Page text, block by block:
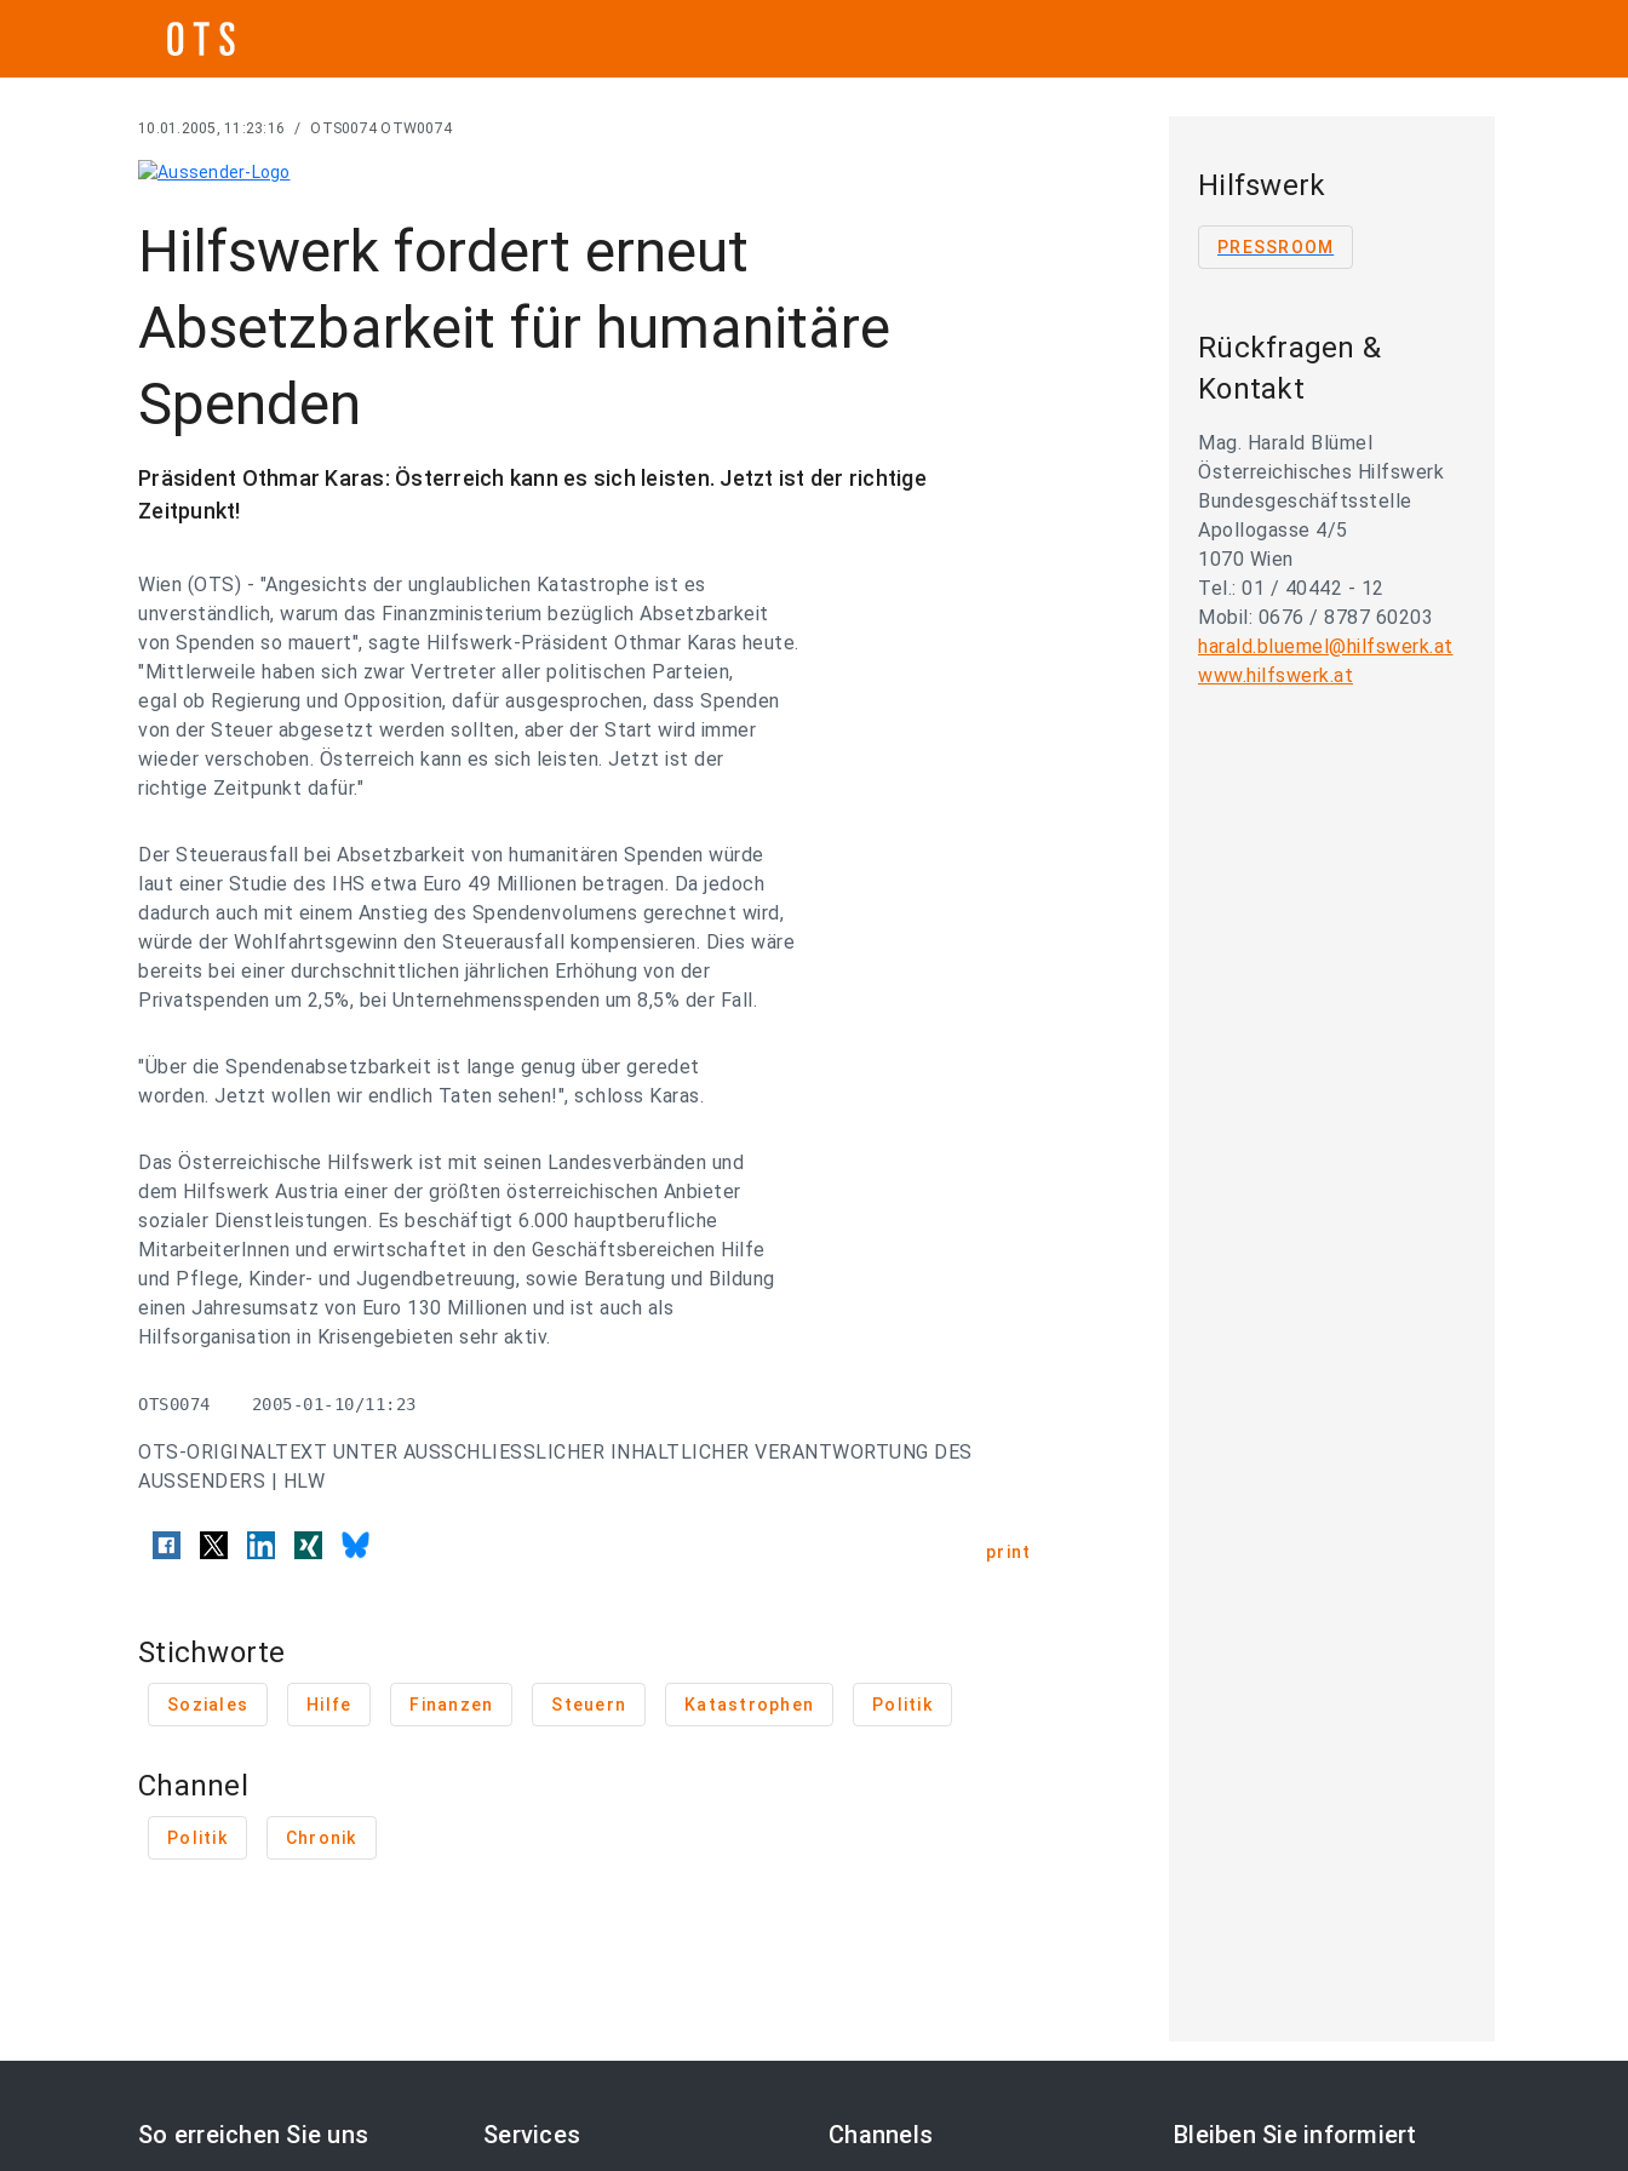
10.01.2005, 11:23:16 / OTS0074 OTW0074
Hilfswerk fordert erneut
Absetzbarkeit für humanitäre
Spenden
Präsident Othmar Karas: Österreich kann es sich leisten. Jetzt ist der richtige
Zeitpunkt!
Wien (OTS) - "Angesichts der unglaublichen Katastrophe ist es
unverständlich, warum das Finanzministerium bezüglich Absetzbarkeit
von Spenden so mauert", sagte Hilfswerk-Präsident Othmar Karas heute.
"Mittlerweile haben sich zwar Vertreter aller politischen Parteien,
egal ob Regierung und Opposition, dafür ausgesprochen, dass Spenden
von der Steuer abgesetzt werden sollten, aber der Start wird immer
wieder verschoben. Österreich kann es sich leisten. Jetzt ist der
richtige Zeitpunkt dafür."
Der Steuerausfall bei Absetzbarkeit von humanitären Spenden würde
laut einer Studie des IHS etwa Euro 49 Millionen betragen. Da jedoch
dadurch auch mit einem Anstieg des Spendenvolumens gerechnet wird,
würde der Wohlfahrtsgewinn den Steuerausfall kompensieren. Dies wäre
bereits bei einer durchschnittlichen jährlichen Erhöhung von der
Privatspenden um 2,5%, bei Unternehmensspenden um 8,5% der Fall.
"Über die Spendenabsetzbarkeit ist lange genug über geredet
worden. Jetzt wollen wir endlich Taten sehen!", schloss Karas.
Das Österreichische Hilfswerk ist mit seinen Landesverbänden und
dem Hilfswerk Austria einer der größten österreichischen Anbieter
sozialer Dienstleistungen. Es beschäftigt 6.000 hauptberufliche
MitarbeiterInnen und erwirtschaftet in den Geschäftsbereichen Hilfe
und Pflege, Kinder- und Jugendbetreuung, sowie Beratung und Bildung
einen Jahresumsatz von Euro 130 Millionen und ist auch als
Hilfsorganisation in Krisengebieten sehr aktiv.
OTS0074    2005-01-10/11:23
OTS-ORIGINALTEXT UNTER AUSSCHLIESSLICHER INHALTLICHER VERANTWORTUNG DES
AUSSENDERS | HLW
print
Stichworte
Soziales Hilfe Finanzen Steuern Katastrophen Politik
Channel
Politik Chronik
Hilfswerk
PRESSROOM
Rückfragen &
Kontakt
Mag. Harald Blümel
Österreichisches Hilfswerk
Bundesgeschäftsstelle
Apollogasse 4/5
1070 Wien
Tel.: 01 / 40442 - 12
Mobil: 0676 / 8787 60203
harald.bluemel@hilfswerk.at
www.hilfswerk.at
So erreichen Sie uns Services Channels Bleiben Sie informiert